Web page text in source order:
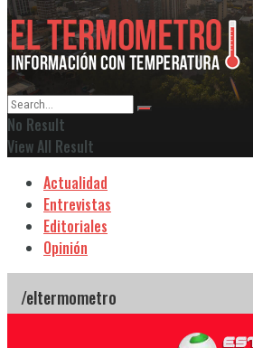
No Result
View All Result
Actualidad
Entrevistas
Editoriales
Opinión